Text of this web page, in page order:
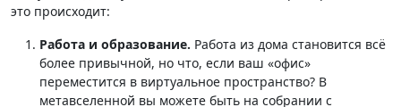
это происходит:
Работа и образование. Работа из дома становится всё
более привычной, но что, если ваш «офис»
переместится в виртуальное пространство? В
метавселенной вы можете быть на собрании с